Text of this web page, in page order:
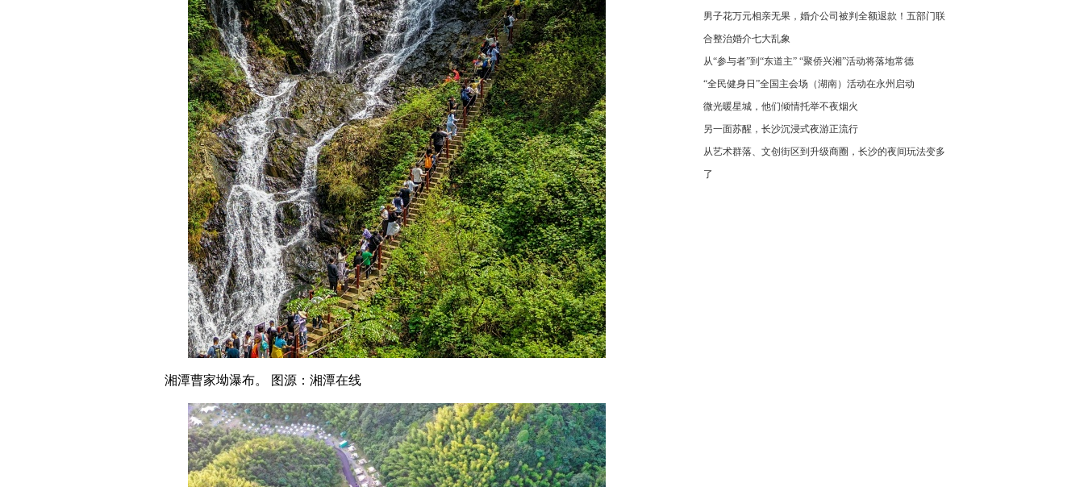
湘潭曹家坳瀑布。 图源：湘潭在线
男子花万元相亲无果，婚介公司被判全额退款！五部门联
合整治婚介七大乱象
从“参与者”到“东道主” “聚侨兴湘”活动将落地常德
“全民健身日”全国主会场（湖南）活动在永州启动
微光暖星城，他们倾情托举不夜烟火
另一面苏醒，长沙沉浸式夜游正流行
从艺术群落、文创街区到升级商圈，长沙的夜间玩法变多
了